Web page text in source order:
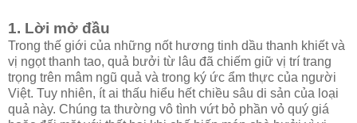
1. Lời mở đầu
Trong thế giới của những nốt hương tinh dầu thanh khiết và
vị ngọt thanh tao, quả bưởi từ lâu đã chiếm giữ vị trí trang
trọng trên mâm ngũ quả và trong ký ức ẩm thực của người
Việt. Tuy nhiên, ít ai thấu hiểu hết chiều sâu di sản của loại
quả này. Chúng ta thường vô tình vứt bỏ phần vỏ quý giá